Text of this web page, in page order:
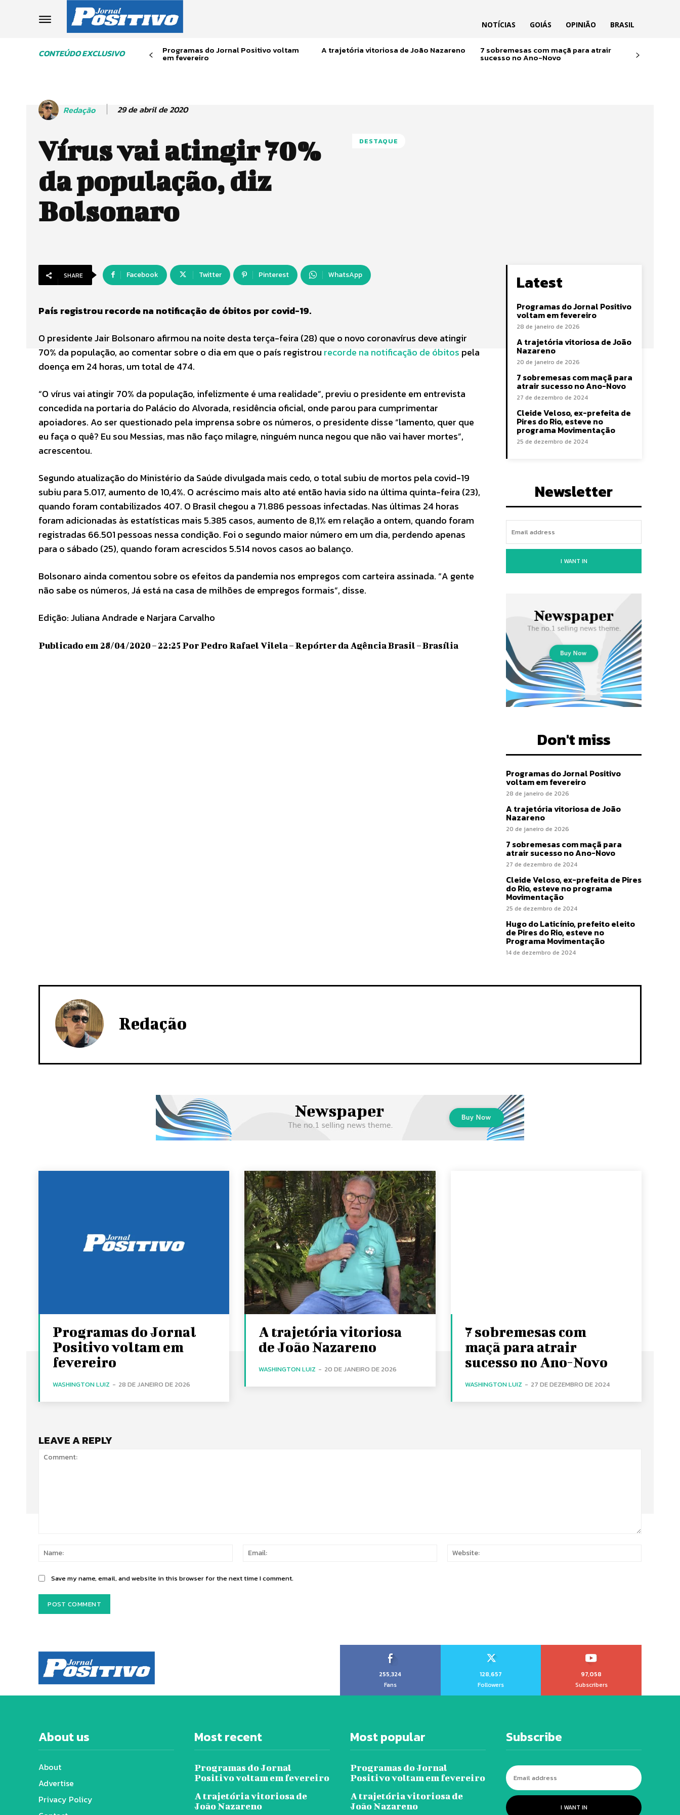
NOTÍCIAS GOIÁS OPINIÃO BRASIL
CONTEÚDO EXCLUSIVO Programas do Jornal Positivo voltam
em fevereiro
A trajetória vitoriosa de João Nazareno 7 sobremesas com maçã para atrair
sucesso no Ano-Novo
Redação 29 de abril de 2020
Vírus vai atingir 70%
da população, diz
Bolsonaro
DESTAQUE
SHARE Facebook Twitter Pinterest WhatsApp
País registrou recorde na notificação de óbitos por covid-19.
O presidente Jair Bolsonaro afirmou na noite desta terça-feira (28) que o novo coronavírus deve atingir
70% da população, ao comentar sobre o dia em que o país registrou recorde na notificação de óbitos pela
doença em 24 horas, um total de 474.
“O vírus vai atingir 70% da população, infelizmente é uma realidade”, previu o presidente em entrevista
concedida na portaria do Palácio do Alvorada, residência oficial, onde parou para cumprimentar
apoiadores. Ao ser questionado pela imprensa sobre os números, o presidente disse “lamento, quer que
eu faça o quê? Eu sou Messias, mas não faço milagre, ninguém nunca negou que não vai haver mortes”,
acrescentou.
Segundo atualização do Ministério da Saúde divulgada mais cedo, o total subiu de mortos pela covid-19
subiu para 5.017, aumento de 10,4%. O acréscimo mais alto até então havia sido na última quinta-feira (23),
quando foram contabilizados 407. O Brasil chegou a 71.886 pessoas infectadas. Nas últimas 24 horas
foram adicionadas às estatísticas mais 5.385 casos, aumento de 8,1% em relação a ontem, quando foram
registradas 66.501 pessoas nessa condição. Foi o segundo maior número em um dia, perdendo apenas
para o sábado (25), quando foram acrescidos 5.514 novos casos ao balanço.
Bolsonaro ainda comentou sobre os efeitos da pandemia nos empregos com carteira assinada. “A gente
não sabe os números, Já está na casa de milhões de empregos formais”, disse.
Edição: Juliana Andrade e Narjara Carvalho
Publicado em 28/04/2020 – 22:25 Por Pedro Rafael Vilela – Repórter da Agência Brasil – Brasília
Latest
Programas do Jornal Positivo
voltam em fevereiro
28 de janeiro de 2026
A trajetória vitoriosa de João
Nazareno
20 de janeiro de 2026
7 sobremesas com maçã para
atrair sucesso no Ano-Novo
27 de dezembro de 2024
Cleide Veloso, ex-prefeita de
Pires do Rio, esteve no
programa Movimentação
25 de dezembro de 2024
Newsletter
I WANT IN
Don't miss
Programas do Jornal Positivo
voltam em fevereiro
28 de janeiro de 2026
A trajetória vitoriosa de João
Nazareno
20 de janeiro de 2026
7 sobremesas com maçã para
atrair sucesso no Ano-Novo
27 de dezembro de 2024
Cleide Veloso, ex-prefeita de Pires
do Rio, esteve no programa
Movimentação
25 de dezembro de 2024
Hugo do Laticínio, prefeito eleito
de Pires do Rio, esteve no
Programa Movimentação
14 de dezembro de 2024
Redação
Programas do Jornal
Positivo voltam em
fevereiro
WASHINGTON LUIZ - 28 DE JANEIRO DE 2026
A trajetória vitoriosa
de João Nazareno
WASHINGTON LUIZ - 20 DE JANEIRO DE 2026
7 sobremesas com
maçã para atrair
sucesso no Ano-Novo
WASHINGTON LUIZ - 27 DE DEZEMBRO DE 2024
LEAVE A REPLY
Name:
Email:
Save my name, email, and website in this browser for the next time I comment.
255,324
Fans
128,657
Followers
97,058
Subscribers
About us
About
Advertise
Privacy Policy
Most recent
Programas do Jornal
Positivo voltam em fevereiro
A trajetória vitoriosa de
João Nazareno
Most popular
Programas do Jornal
Positivo voltam em fevereiro
A trajetória vitoriosa de
João Nazareno
Subscribe
I WANT IN